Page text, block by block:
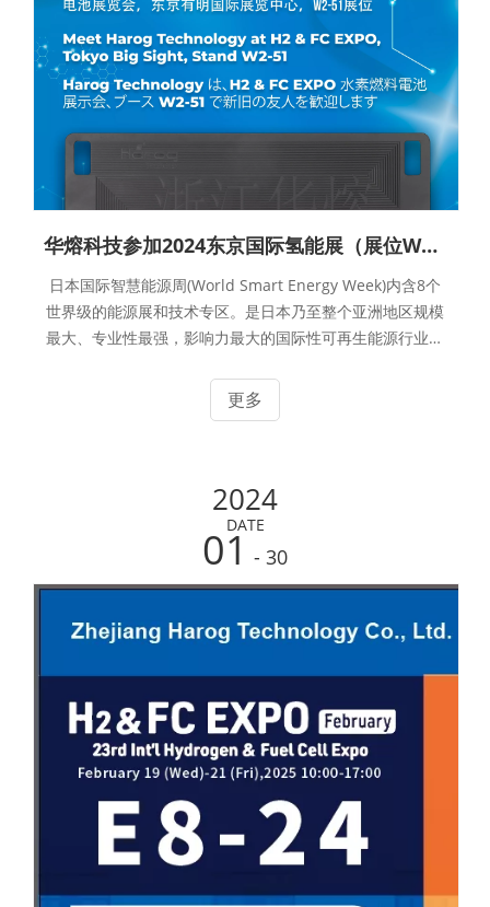
华熔科技参加2024东京国际氢能展（展位W2-51）
日本国际智慧能源周(World Smart Energy Week)内含8个
世界级的能源展和技术专区。是日本乃至整个亚洲地区规模
最大、专业性最强，影响力最大的国际性可再生能源行业展
来自全球的参展商参展。展会的展示范围涵盖氢能燃料电
池，光伏组件/系统，蓄电池，智能电网，风能，生物质
享最先进智慧能源相关技术，预测行业发展趋势。其中H2 &
FC 主题展自开办之初就吸引了世界各地的氢能从业者，是
每年不容错过的氢能界盛会。作为国际知名的石墨板供应
更多
2024
DATE
01 - 30